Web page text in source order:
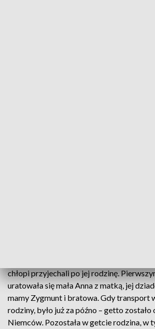
chłopi przyjechali po jej rodzinę.
uratowała się mała Anna z matką, jej
mamy Zygmunt i bratowa. Gdy transport
rodziny, było już za późno – getto
Niemców. Pozostała w getcie rodzina, w